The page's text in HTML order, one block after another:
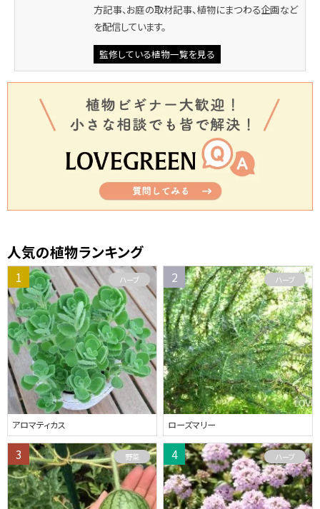
方記事、お庭の取材記事、植物にまつわる企画など
を配信しています。
監修している植物一覧を見る
人気の植物ランキング
アロマティカス
ハーブ
ローズマリー
ハーブ
野菜 ハーブ